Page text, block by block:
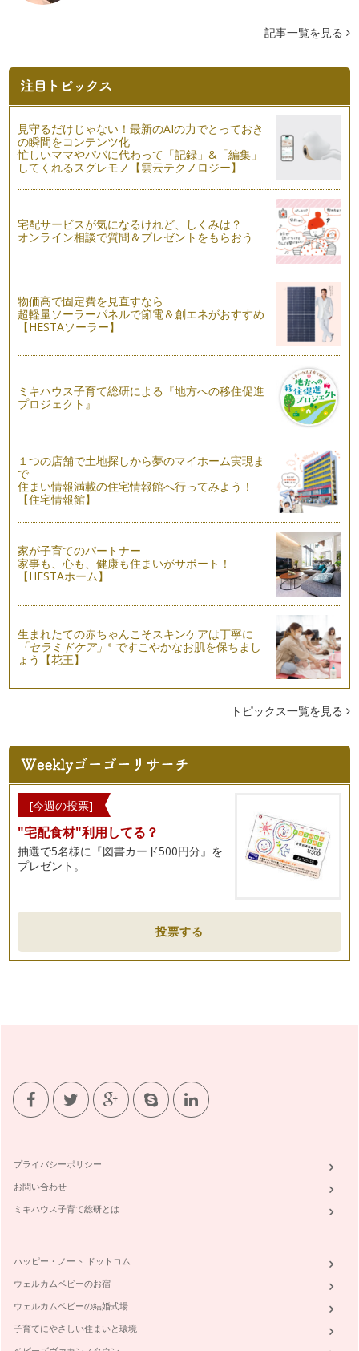
子どもの話を聞けないとき
親子のコミュニケーションは、子どもの成長に欠かせません。
マンディ（水浴び）と水遊びの夏！
いよいよ夏本番。今年の夏、みなさんはどんな風に過ごされま
すか？ …
手作りカルピス風ドリンク＆チーズで雨の日も楽しく
梅雨の候、みなさんはいかがお過ごしですか？ 朝晩の気温差
が大きな日もありますが、お風邪など…
メディアによると、最近「朝活」がブームだとか。「朝活」と
は、朝の時間を活用して自分磨きをす…
2012年5月21日。日本列島がエキサイトした金環日食の日。皆
東日本で金環日食！
すでに多くのニュース等で取り上げられていますが、来週5月
21日（月）は、関東地方を中心とし…
つくばの研究機関、一般公開の日をレポート！
今年も科学技術週間の季節がやってきました。毎年、この季節
研究所に行って遊ぼう♪（つくば・科学技術週間 一般公開）
「科学の街」つくば市には、研究機関がとても多いのですが、
今月は、それらの研究機関に入れるチ…
「授乳服」で赤ちゃんと自由におでかけ
みなさんは、「授乳服」をご存知ですか？赤ちゃんにおっぱい
みんなで「おおきな応援旗」を作ろう！
２０１０年１１月２３日、幼稚園生から大人まで５００人が参
筑波山梅まつり＋「がんばる。つくば！」応援旗イベント
こんにちは。みなさまいかがお過ごしですか？寒い毎日です
が、少しずつ、春の気配を感じるこの頃…
この春、茨城県で「子育てタクシー」がスタートすることにな
ママだって泣いちゃうときもある
数年前、育児情報誌『ままとーん♪』が完成した日のこと。当
時、私は編集長を務めながら、家では…
研究学園都市つくばの教育環境①科学のまちつくば
私の住んでいる茨城県つくば市は、1960年代から筑波研究学
園都市として計画的なまちづくりが…
こん（蓮根）生産量日本一！ …
赤ちゃんが参加できる♪つくば100本のクリスマスツリー
12月が近づくと、街は一気にクリスマスムード。そこで、光
みなさんは、普段ラジオを聴かれますか？ 3／11の震災で、
つ…
っしゃいます。我が家でも、&nbs…
新聞ビリビリで、ママのストレスも飛んでけー
今回は、ままとーんつどいの広場で大人気な遊び、『新聞ビリ
ビリ』をご紹介します。 &…
この夏休み、家族で東北の被災地を訪れました。 子どもに被
災地を見せてよいものか？と…
我が子や身近な人を守れる？
先日、ままとーんで「救命救急講習会」を開催しました。 今
記事一覧を見る
見守るだけじゃない！最新のAIの力でとっておき
の瞬間をコンテンツ化
忙しいママやパパに代わって「記録」&「編集」
してくれるスグレモノ【雲云テクノロジー】
宅配サービスが気になるけれど、しくみは？
オンライン相談で質問＆プレゼントをもらおう
物価高で固定費を見直すなら
超軽量ソーラーパネルで節電＆創エネがおすすめ
【HESTAソーラー】
ミキハウス子育て総研による『地方への移住促進
プロジェクト』
１つの店舗で土地探しから夢のマイホーム実現ま
で
住まい情報満載の住宅情報館へ行ってみよう！
【住宅情報館】
家が子育てのパートナー
家事も、心も、健康も住まいがサポート！
【HESTAホーム】
生まれたての赤ちゃんこそスキンケアは丁寧に
「セラミドケア」※ ですこやかなお肌を保ちまし
ょう【花王】
トピックス一覧を見る
[今週の投票]
"宅配食材"利用してる？
抽選で5名様に『図書カード500円分』を
プレゼント。
投票する
プライバシーポリシー
お問い合わせ
ミキハウス子育て総研とは
ハッピー・ノート ドットコム
ウェルカムベビーのお宿
ウェルカムベビーの結婚式場
子育てにやさしい住まいと環境